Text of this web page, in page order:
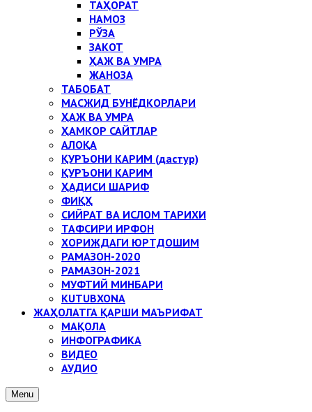
ТАҲОРАТ
НАМОЗ
РЎЗА
ЗАКОТ
ҲАЖ ВА УМРА
ЖАНОЗА
ТАБОБАТ
МАСЖИД БУНЁДКОРЛАРИ
ҲАЖ ВА УМРА
ҲАМКОР САЙТЛАР
АЛОҚА
ҚУРЪОНИ КАРИМ (дастур)
ҚУРЪОНИ КАРИМ
ҲАДИСИ ШАРИФ
ФИҚҲ
СИЙРАТ ВА ИСЛОМ ТАРИХИ
ТАФСИРИ ИРФОН
ХОРИЖДАГИ ЮРТДОШИМ
РАМАЗОН-2020
РАМАЗОН-2021
МУФТИЙ МИНБАРИ
KUTUBXONA
ЖАҲОЛАТГА ҚАРШИ МАЪРИФАТ
МАҚОЛА
ИНФОГРАФИКА
ВИДЕО
АУДИО
Menu